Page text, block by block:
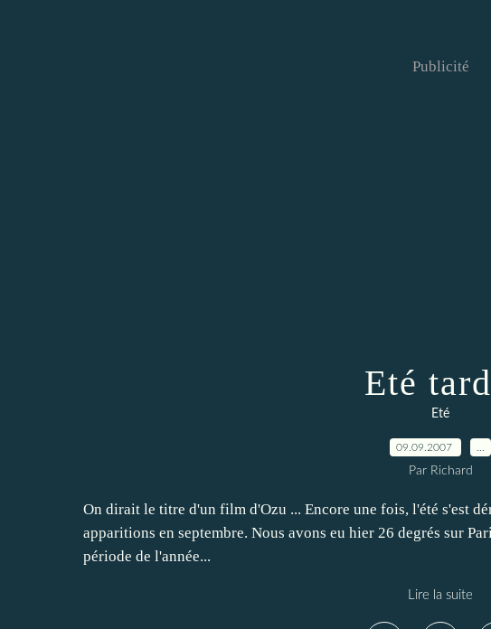
Publicité
Eté
Eté
09.09.2007
Par Richard
On dirait le titre d'un film d'Ozu ... Encore une fois, l'été s'est
apparitions en septembre. Nous avons eu hier 26 degrés sur
période de l'année...
Lire la suite